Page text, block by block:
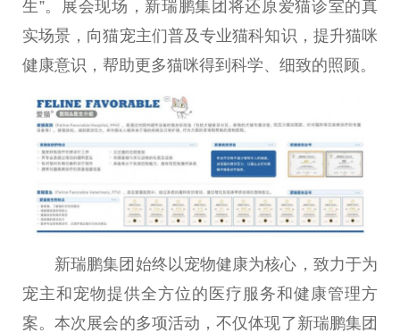
生”。展会现场，新瑞鹏集团将还原爱猫诊室的真
实场景，向猫宠主们普及专业猫科知识，提升猫咪
健康意识，帮助更多猫咪得到科学、细致的照顾。
新瑞鹏集团始终以宠物健康为核心，致力于为
宠主和宠物提供全方位的医疗服务和健康管理方
案。本次展会的多项活动，不仅体现了新瑞鹏集团